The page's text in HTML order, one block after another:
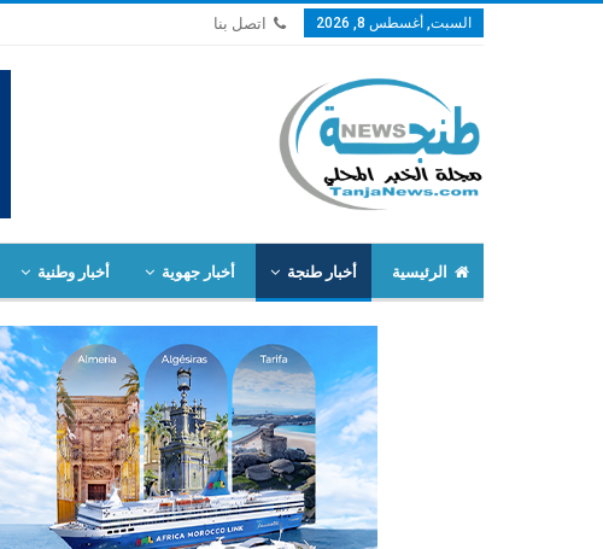
السبت, أغسطس 8, 2026 اتصل بنا
الرئيسية أخبار طنجة أخبار جهوية أخبار وطنية